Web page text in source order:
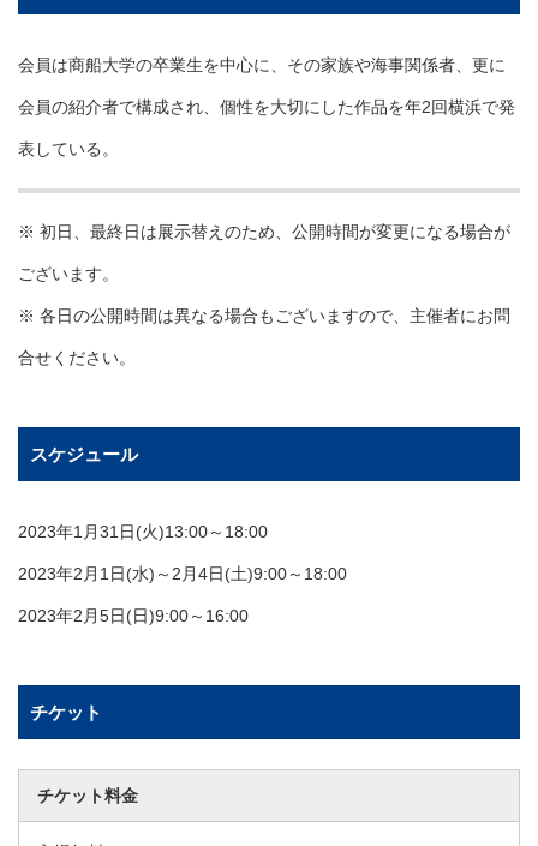
会員は商船大学の卒業生を中心に、その家族や海事関係者、更に
会員の紹介者で構成され、個性を大切にした作品を年2回横浜で発
表している。
※ 初日、最終日は展示替えのため、公開時間が変更になる場合が
ございます。
※ 各日の公開時間は異なる場合もございますので、主催者にお問
合せください。
スケジュール
2023年1月31日(火)13:00～18:00
2023年2月1日(水)～2月4日(土)9:00～18:00
2023年2月5日(日)9:00～16:00
チケット
チケット料金